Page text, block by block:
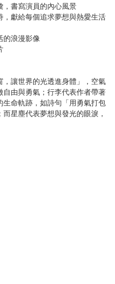
書寫演員的內心風景
獻給每個追求夢想與熱愛生活
的浪漫影像
讓世界的光透進身體」，空氣
由與勇氣；行李代表作者帶著
命軌跡，如詩句「用勇氣打包
星塵代表夢想與發光的眼淚，